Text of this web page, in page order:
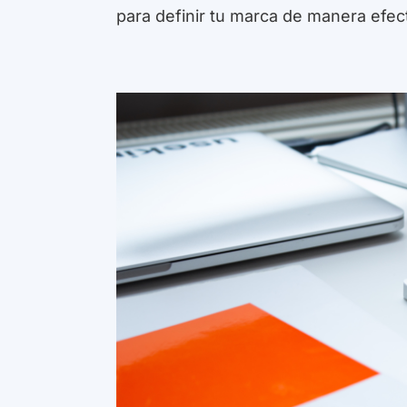
para definir tu marca de manera